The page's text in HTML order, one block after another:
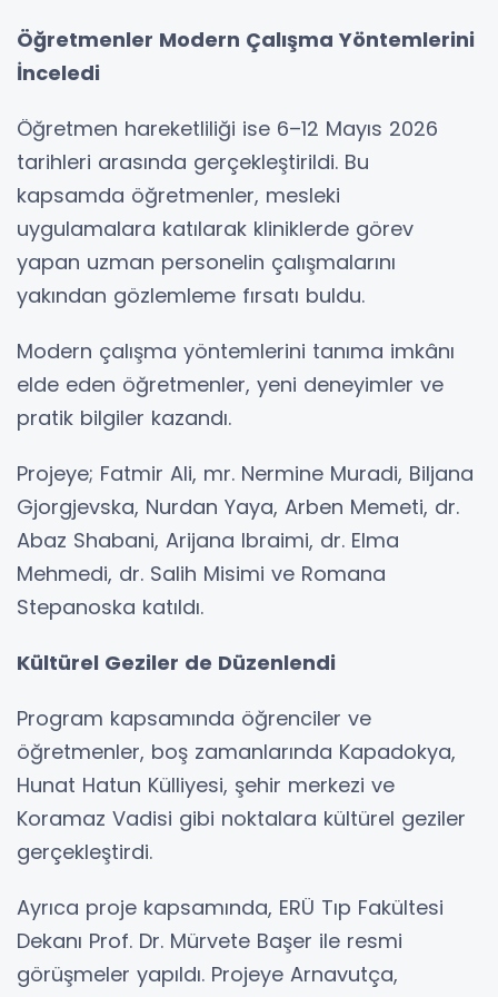
Öğretmenler Modern Çalışma Yöntemlerini
İnceledi
Öğretmen hareketliliği ise 6–12 Mayıs 2026
tarihleri arasında gerçekleştirildi. Bu
kapsamda öğretmenler, mesleki
uygulamalara katılarak kliniklerde görev
yapan uzman personelin çalışmalarını
yakından gözlemleme fırsatı buldu.
Modern çalışma yöntemlerini tanıma imkânı
elde eden öğretmenler, yeni deneyimler ve
pratik bilgiler kazandı.
Projeye; Fatmir Ali, mr. Nermine Muradi, Biljana
Gjorgjevska, Nurdan Yaya, Arben Memeti, dr.
Abaz Shabani, Arijana Ibraimi, dr. Elma
Mehmedi, dr. Salih Misimi ve Romana
Stepanoska katıldı.
Kültürel Geziler de Düzenlendi
Program kapsamında öğrenciler ve
öğretmenler, boş zamanlarında Kapadokya,
Hunat Hatun Külliyesi, şehir merkezi ve
Koramaz Vadisi gibi noktalara kültürel geziler
gerçekleştirdi.
Ayrıca proje kapsamında, ERÜ Tıp Fakültesi
Dekanı Prof. Dr. Mürvete Başer ile resmi
görüşmeler yapıldı. Projeye Arnavutça,